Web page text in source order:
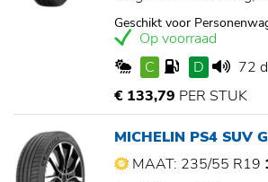
Geschikt voor
Op voorraad
C
D
72
€ 133,79 PER STUK
MICHELIN PS4 SUV
MAAT: 235/55 R19